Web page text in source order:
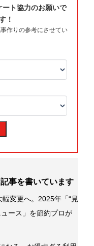
事を書いています
幅変更へ。2025年「“見
ース」を節約プロが